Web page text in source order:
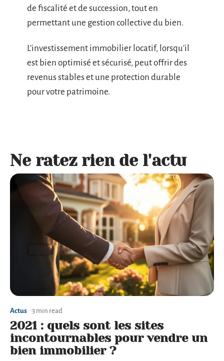
de fiscalité et de succession, tout en
permettant une gestion collective du bien.
L’investissement immobilier locatif, lorsqu’il
est bien optimisé et sécurisé, peut offrir des
revenus stables et une protection durable
pour votre patrimoine.
Ne ratez rien de l'actu
Actus 3 min read
2021 : quels sont les sites
incontournables pour vendre un
bien immobilier ?